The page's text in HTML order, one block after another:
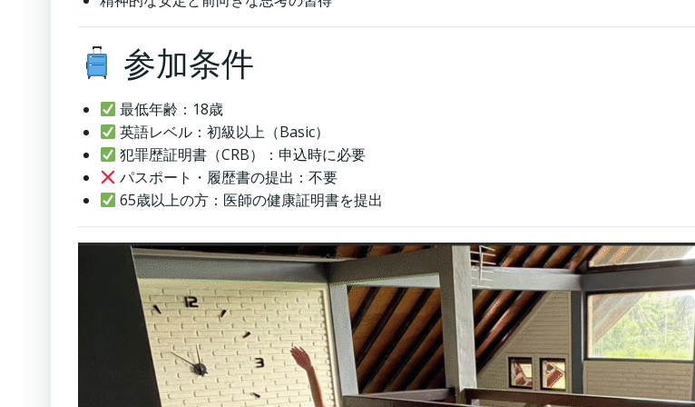
参加条件
最低年齢：18歳
英語レベル：初級以上（Basic）
犯罪歴証明書（CRB）：申込時に必要
パスポート・履歴書の提出：不要
65歳以上の方：医師の健康証明書を提出